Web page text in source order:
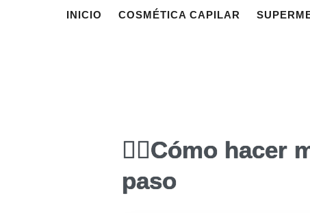
INICIO COSMÉTICA CAPILAR
💇‍♂️Cómo hacer
paso